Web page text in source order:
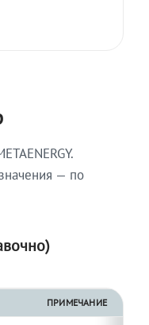
— по
ПРИМЕЧАНИЕ